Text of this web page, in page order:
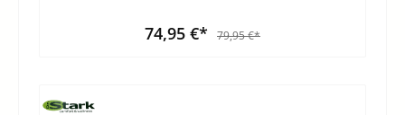
74,95 €* 79,95 €*